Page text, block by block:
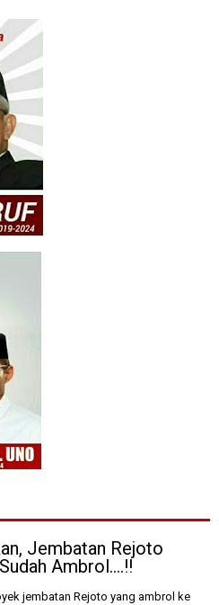
Jembatan Rejoto
Ambrol....!!
jembatan Rejoto yang ambrol ke